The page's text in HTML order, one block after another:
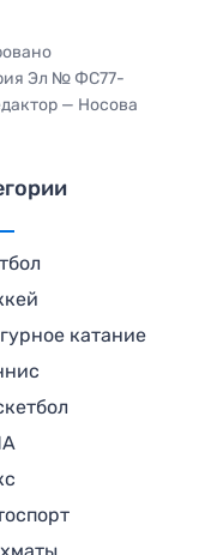
Эл № ФС77-
— Носова
катание